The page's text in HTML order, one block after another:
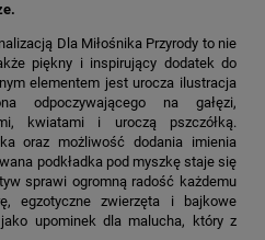
Dla Miłośnika Przyrody to nie
piękny i inspirujący dodatek do
elementem jest urocza ilustracja
odpoczywającego na gałęzi,
kwiatami i uroczą pszczółką.
oraz możliwość dodania imienia
podkładka pod myszkę staje się
sprawi ogromną radość każdemu
egzotyczne zwierzęta i bajkowe
upominek dla malucha, który z